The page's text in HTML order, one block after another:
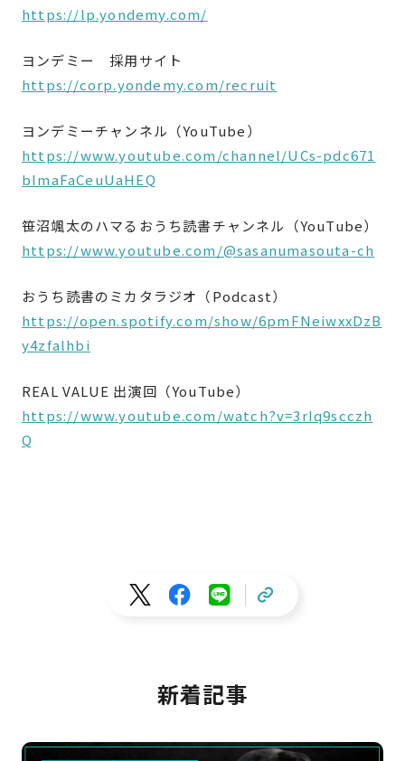
https://lp.yondemy.com/
ヨンデミー 採用サイト
https://corp.yondemy.com/recruit
ヨンデミーチャンネル（YouTube）
https://www.youtube.com/channel/UCs-pdc671
bImaFaCeuUaHEQ
笹沼颯太のハマるおうち読書チャンネル（YouTube）
https://www.youtube.com/@sasanumasouta-ch
おうち読書のミカタラジオ（Podcast）
https://open.spotify.com/show/6pmFNeiwxxDzB
y4zfalhbi
REAL VALUE 出演回（YouTube）
https://www.youtube.com/watch?v=3rIq9scczh
Q
新着記事